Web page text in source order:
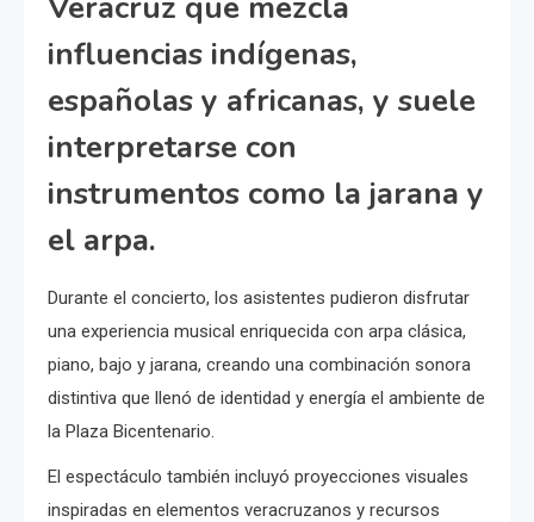
influencias indígenas,
españolas y africanas, y suele
interpretarse con
instrumentos como la jarana y
el arpa.
Durante el concierto, los asistentes pudieron disfrutar
una experiencia musical enriquecida con arpa clásica,
piano, bajo y jarana, creando una combinación sonora
distintiva que llenó de identidad y energía el ambiente de
la Plaza Bicentenario.
El espectáculo también incluyó proyecciones visuales
inspiradas en elementos veracruzanos y recursos